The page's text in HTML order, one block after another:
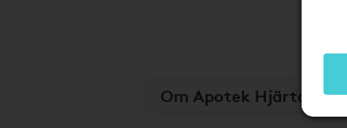
Om Apotek Hjärtat